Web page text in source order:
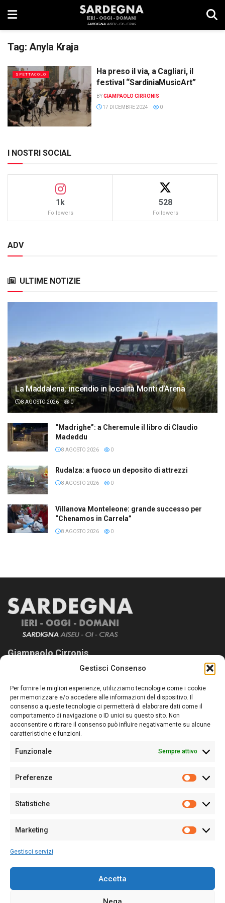
Gestisci Consenso
Per fornire le migliori esperienze, utilizziamo tecnologie come i cookie
per memorizzare e/o accedere alle informazioni del dispositivo. Il
consenso a queste tecnologie ci permetterà di elaborare dati come il
comportamento di navigazione o ID unici su questo sito. Non
acconsentire o ritirare il consenso può influire negativamente su alcune
caratteristiche e funzioni.
Funzionale Sempre attivo
Preferenze
Statistiche
Marketing
Gestisci servizi
Accetta
Tag: Anyla Kraja
SPETTACOLO
Ha preso il via, a Cagliari, il
festival “SardiniaMusicArt”
BYGIAMPAOLO CIRRONIS
17 DICEMBRE 2024
0
I NOSTRI SOCIAL
1k
Followers
528
Followers
ADV
ULTIME NOTIZIE
La Maddalena: incendio in località Monti d’Arena
8 AGOSTO 2026 0
“Madrighe”: a Cheremule il libro di Claudio
Madeddu
8 AGOSTO 2026 0
Rudalza: a fuoco un deposito di attrezzi
8 AGOSTO 2026 0
Villanova Monteleone: grande successo per
“Chenamos in Carrela”
8 AGOSTO 2026 0
Giampaolo Cirronis
Sardegna Ieri-Oggi-Domani nasce per informare “liberamente” i
lettori su quanto accade in Sardegna, con un occhio rivolto al
nostro passato e, soprattutto, al nostro futuro
Follow Us
Sede:Via Cristoforo Colombo 09013 Carbonia
Partita IVA02270380922
128/2020 del 10/02/2020
Per la Pubblicità: